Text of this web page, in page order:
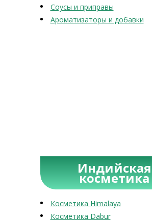
Соусы и приправы
Ароматизаторы и добавки
Индийская
косметика
Косметика Himalaya
Косметика Dabur